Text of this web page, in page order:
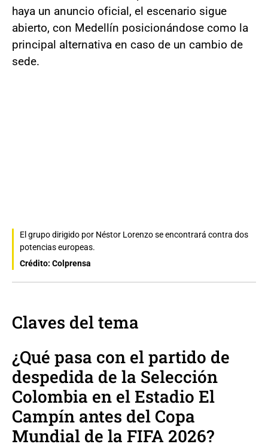
haya un anuncio oficial, el escenario sigue
abierto, con Medellín posicionándose como la
principal alternativa en caso de un cambio de
sede.
El grupo dirigido por Néstor Lorenzo se encontrará contra dos
potencias europeas.
Crédito: Colprensa
Claves del tema
¿Qué pasa con el partido de
despedida de la Selección
Colombia en el Estadio El
Campín antes del Copa
Mundial de la FIFA 2026?